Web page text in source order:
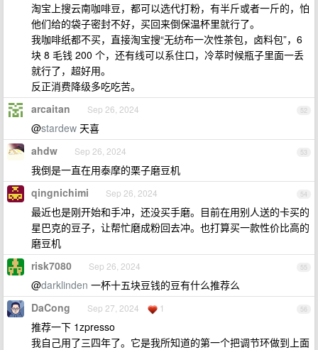
淘宝上搜云南咖啡豆，都可以选代打粉，有半斤或者一斤的，怕
他们给的袋子密封不好，买回来倒保温杯里就行了。
我咖啡纸都不买，直接淘宝搜“无纺布一次性茶包，卤料包”，6
块 8 毛钱 200 个，还有线可以系住口，冷萃时候瓶子里面一丢
就行了，超好用。
反正消费降级多吃吃苦。
52
arcaitan Sep 26, 2024
@stardew 天喜
53
ahdw Sep 26, 2024
我倒是一直在用泰摩的栗子磨豆机
54
qingnichimi Sep 26, 2024
最近也是刚开始和手冲，还没买手磨。目前在用别人送的卡买的
星巴克的豆子，让帮忙磨成粉回去冲。也打算买一款性价比高的
磨豆机
55
risk7080 Sep 26, 2024
@darklinden 一杯十五块豆钱的豆有什么推荐么
56
DaCong Sep 27, 2024 1
推荐一下 1zpresso
我自己用了三四年了。它是我所知道的第一个把调节环做到上面